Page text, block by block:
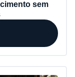
sem